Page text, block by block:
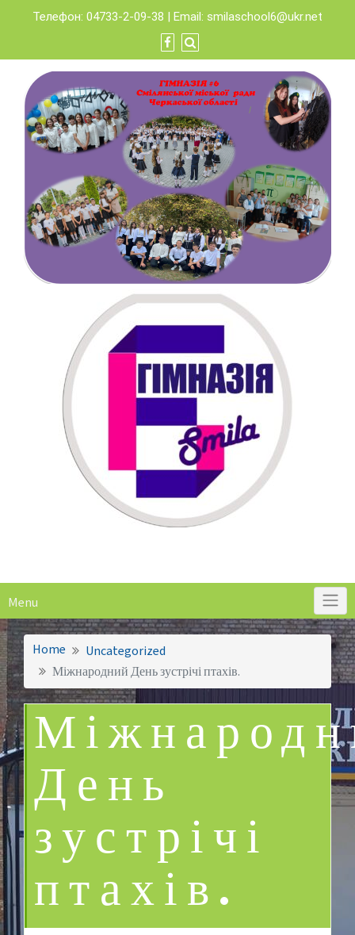
content
Телефон: 04733-2-09-38 | Email: smilaschool6@ukr.net
Menu
Home
Uncategorized
Міжнародний День зустрічі птахів.
День
зустрічі
птахів.